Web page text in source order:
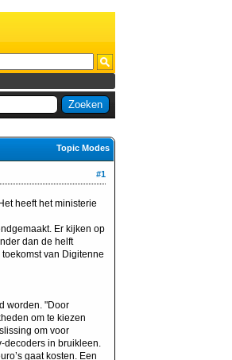
Topic Modes
#1
heeft het ministerie
Er kijken op
dan de helft
van Digitenne
worden. "Door
om te kiezen
om voor
decoders in bruikleen.
gaat kosten. Een